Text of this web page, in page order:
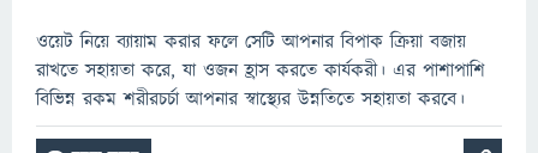
ওয়েট নিয়ে ব্যায়াম করার ফলে সেটি আপনার বিপাক ক্রিয়া বজায়
রাখতে সহায়তা করে, যা ওজন হ্রাস করতে কার্যকরী। এর পাশাপাশি
বিভিন্ন রকম শরীরচর্চা আপনার স্বাস্থ্যের উন্নতিতে সহায়তা করবে।